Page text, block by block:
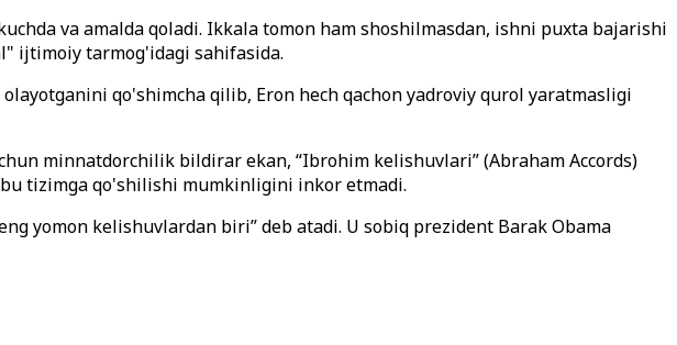
va amalda qoladi. Ikkala tomon ham shoshilmasdan, ishni puxta bajarishi
ijtimoiy tarmog'idagi sahifasida.
qo'shimcha qilib, Eron hech qachon yadroviy qurol yaratmasligi
minnatdorchilik bildirar ekan, “Ibrohim kelishuvlari” (Abraham Accords)
tizimga qo'shilishi mumkinligini inkor etmadi.
yomon kelishuvlardan biri” deb atadi. U sobiq prezident Barak Obama